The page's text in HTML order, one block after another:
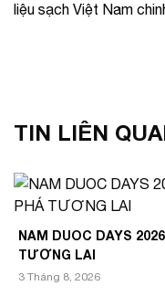
liệu sạch Việt Nam
TIN LIÊN
NAM DUOC DAYS
TƯƠNG LAI
3 Tháng 8, 2026